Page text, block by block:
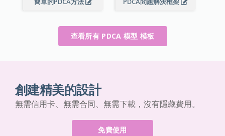
查看所有 PDCA 模型 模板
創建精美的設計
無需信用卡、無需合同、無需下載，沒有隱藏費用。
免費使用